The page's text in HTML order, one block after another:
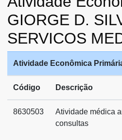
GIORGE D.
SERVICOS
Atividade Econômica
Código Descrição
8630503
Atividade médica
consultas